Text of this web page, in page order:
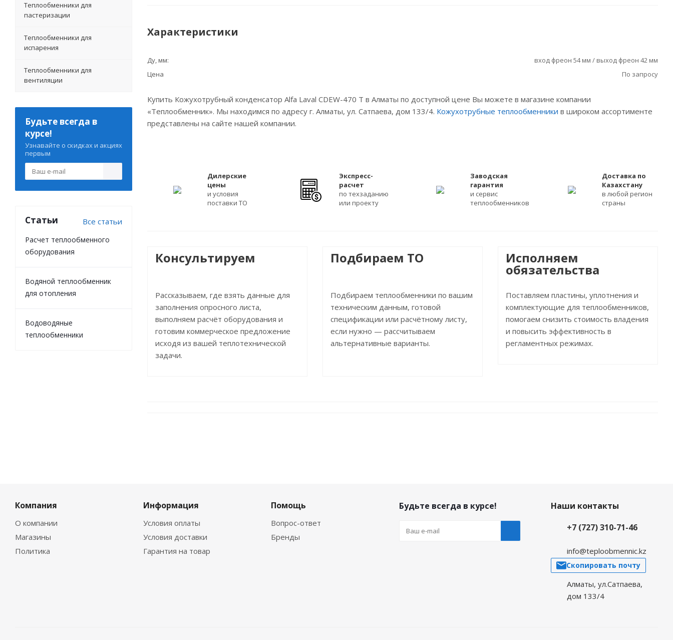
Характеристики
Ду, мм:
вход фреон 54 мм / выход фреон 42 мм
Цена
По запросу
Купить Кожухотрубный конденсатор Alfa Laval CDEW-470 T в Алматы по доступной цене Вы можете в магазине компании
«Теплообменник». Мы находимся по адресу г. Алматы, ул. Сатпаева, дом 133/4. Кожухотрубные теплообменники в широком ассортименте
представлены на сайте нашей компании.
Дилерские
цены
и условия
поставки ТО
Экспресс-
расчет
по техзаданию
или проекту
Заводская
гарантия
и сервис
теплообменников
Доставка по
Казахстану
в любой регион
страны
Консультируем
Рассказываем, где взять данные для
заполнения опросного листа,
выполняем расчёт оборудования и
готовим коммерческое предложение
исходя из вашей теплотехнической
задачи.
Подбираем ТО
Подбираем теплообменники по вашим
техническим данным, готовой
спецификации или расчётному листу,
если нужно — рассчитываем
альтернативные варианты.
Исполняем
обязательства
Поставляем пластины, уплотнения и
комплектующие для теплообменников,
помогаем снизить стоимость владения
и повысить эффективность в
регламентных режимах.
Теплообменники для
пастеризации
Теплообменники для
испарения
Теплообменники для
вентиляции
Будьте всегда в
курсе!
Узнавайте о скидках и акциях
первым
Статьи Все статьи
Расчет теплообменного
оборудования
Водяной теплообменник
для отопления
Водоводяные
теплообменники
Компания
О компании
Магазины
Политика
Информация
Условия оплаты
Условия доставки
Гарантия на товар
Помощь
Вопрос-ответ
Бренды
Будьте всегда в курсе!
Наши контакты
+7 (727) 310-71-46
info@teploobmennic.kz
Скопировать почту
Алматы, ул.Сатпаева,
дом 133/4